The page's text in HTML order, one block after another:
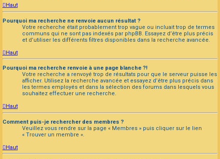
Haut
Pourquoi ma recherche ne renvoie aucun résultat ?
Votre recherche était probablement trop vague ou incluait trop de termes
communs qui ne sont pas indexés par phpBB. Essayez d’être plus précis
et d’utiliser les différents filtres disponibles dans la recherche avancée.
Haut
Pourquoi ma recherche renvoie à une page blanche ?!
Votre recherche a renvoyé trop de résultats pour que le serveur puisse les
afficher. Utilisez la recherche avancée et essayez d’être plus précis dans
les termes employés et dans la sélection des forums dans lesquels vous
souhaitez effectuer une recherche.
Haut
Comment puis-je rechercher des membres ?
Veuillez vous rendre sur la page « Membres » puis cliquer sur le lien
« Trouver un membre ».
Haut